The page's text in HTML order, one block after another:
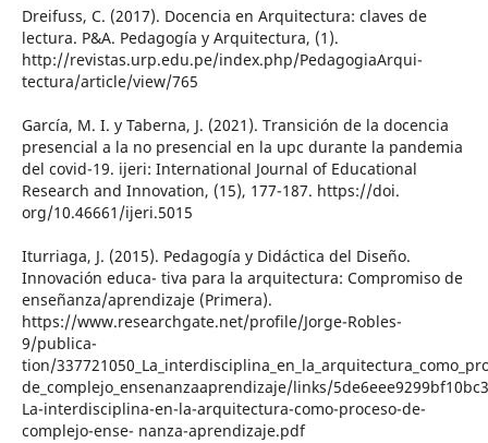
Dreifuss, C. (2017). Docencia en Arquitectura: claves de
lectura. P&A. Pedagogía y Arquitectura, (1).
http://revistas.urp.edu.pe/index.php/PedagogiaArqui-
tectura/article/view/765
García, M. I. y Taberna, J. (2021). Transición de la docencia
presencial a la no presencial en la upc durante la pandemia
del covid-19. ijeri: International Journal of Educational
Research and Innovation, (15), 177-187. https://doi.
org/10.46661/ijeri.5015
Iturriaga, J. (2015). Pedagogía y Didáctica del Diseño.
Innovación educa- tiva para la arquitectura: Compromiso de
enseñanza/aprendizaje (Primera).
https://www.researchgate.net/profile/Jorge-Robles-
9/publica-
tion/
de_complejo_ensenanzaaprendizaje/links/
La-interdisciplina-en-la-arquitectura-como-proceso-de-
complejo-ense- nanza-aprendizaje.pdf